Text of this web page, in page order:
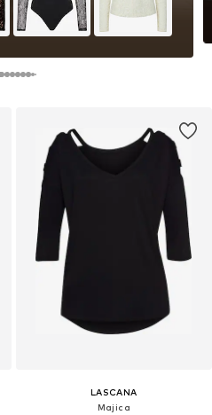
LASCANA
Majica